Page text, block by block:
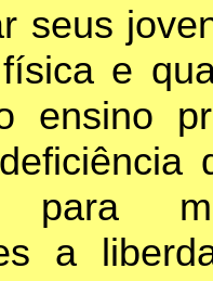
seus
e
ensino
para
a